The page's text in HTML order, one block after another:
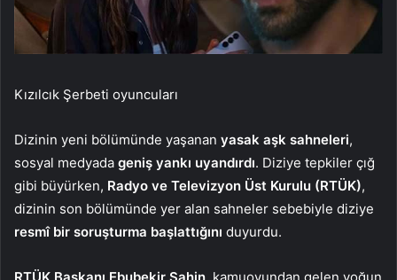
Kızılcık Şerbeti oyuncuları
Dizinin yeni bölümünde yaşanan yasak aşk sahneleri,
sosyal medyada geniş yankı uyandırdı. Diziye tepkiler çığ
gibi büyürken, Radyo ve Televizyon Üst Kurulu (RTÜK),
dizinin son bölümünde yer alan sahneler sebebiyle diziye
resmî bir soruşturma başlattığını duyurdu.